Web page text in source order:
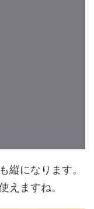
縦になります。
えますね。